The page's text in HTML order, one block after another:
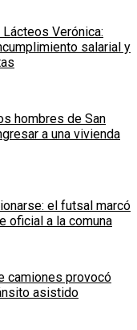
Verónica:
salarial y
hombres de San
a una vivienda
el futsal marcó
oficial a la comuna
camiones provocó
asistido